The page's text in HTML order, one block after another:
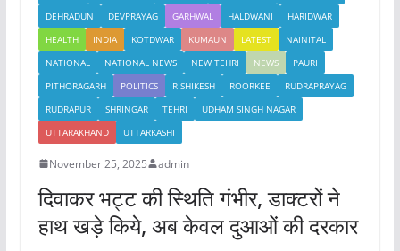
DEHRADUN
DEVPRAYAG GARHWAL HALDWANI
HARIDWAR
HEALTH
INDIA KOTDWAR KUMAUN LATEST
NAINITAL
NATIONAL
NATIONAL NEWS NEW TEHRI NEWS
PAURI
PITHORAGARH
POLITICS RISHIKESH ROORKEE
RUDRAPRAYAG
RUDRAPUR
SHRINGAR TEHRI
UDHAM SINGH NAGAR
UTTARAKHAND
UTTARKASHI
November 25, 2025 admin
दिवाकर भट्ट की स्थिति गंभीर, डाक्टरों ने
हाथ खड़े किये, अब केवल दुआओं की दरकार